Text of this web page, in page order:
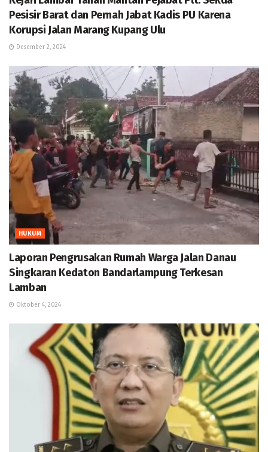
Pesisir Barat dan Pernah Jabat Kadis PU Karena
Korupsi Jalan Marang Kupang Ulu
Desember 2, 2024
HUKUM
Laporan Pengrusakan Rumah Warga Jalan Danau
Singkaran Kedaton Bandarlampung Terkesan
Lamban
Oktober 4, 2024